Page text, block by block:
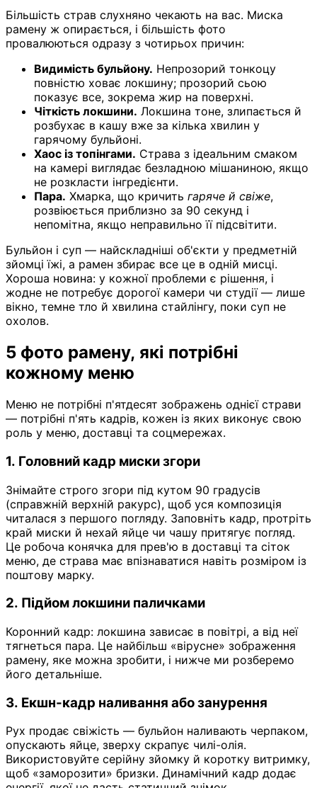
Більшість страв слухняно чекають на вас. Миска
рамену ж опирається, і більшість фото
провалюються одразу з чотирьох причин:
Видимість бульйону. Непрозорий тонкоцу
повністю ховає локшину; прозорий сьою
показує все, зокрема жир на поверхні.
Чіткість локшини. Локшина тоне, злипається й
розбухає в кашу вже за кілька хвилин у
гарячому бульйоні.
Хаос із топінгами. Страва з ідеальним смаком
на камері виглядає безладною мішаниною, якщо
не розкласти інгредієнти.
Пара. Хмарка, що кричить гаряче й свіже,
розвіюється приблизно за 90 секунд і
непомітна, якщо неправильно її підсвітити.
Бульйон і суп — найскладніші об'єкти у предметній
зйомці їжі, а рамен збирає все це в одній мисці.
Хороша новина: у кожної проблеми є рішення, і
жодне не потребує дорогої камери чи студії — лише
вікно, темне тло й хвилина стайлінгу, поки суп не
охолов.
5 фото рамену, які потрібні
кожному меню
Меню не потрібні п'ятдесят зображень однієї страви
— потрібні п'ять кадрів, кожен із яких виконує свою
роль у меню, доставці та соцмережах.
1. Головний кадр миски згори
Знімайте строго згори під кутом 90 градусів
(справжній верхній ракурс), щоб уся композиція
читалася з першого погляду. Заповніть кадр, протріть
край миски й нехай яйце чи чашу притягує погляд.
Це робоча конячка для прев'ю в доставці та сіток
меню, де страва має впізнаватися навіть розміром із
поштову марку.
2. Підйом локшини паличками
Коронний кадр: локшина зависає в повітрі, а від неї
тягнеться пара. Це найбільш «вірусне» зображення
рамену, яке можна зробити, і нижче ми розберемо
його детальніше.
3. Екшн-кадр наливання або занурення
Рух продає свіжість — бульйон наливають черпаком,
опускають яйце, зверху скрапує чилі-олія.
Використовуйте серійну зйомку й коротку витримку,
щоб «заморозити» бризки. Динамічний кадр додає